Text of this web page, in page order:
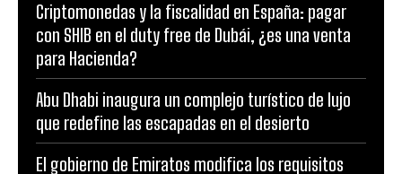
Criptomonedas y la fiscalidad en España: pagar
con SHIB en el duty free de Dubái, ¿es una venta
para Hacienda?
Abu Dhabi inaugura un complejo turístico de lujo
que redefine las escapadas en el desierto
El gobierno de Emiratos modifica los requisitos